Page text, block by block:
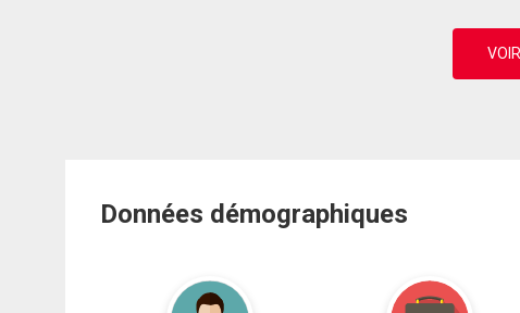
Données démographiques